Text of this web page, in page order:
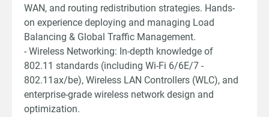
WAN, and routing redistribution strategies. Hands-
on experience deploying and managing Load
Balancing & Global Traffic Management.
- Wireless Networking: In-depth knowledge of
802.11 standards (including Wi-Fi 6/6E/7 -
802.11ax/be), Wireless LAN Controllers (WLC), and
enterprise-grade wireless network design and
optimization.